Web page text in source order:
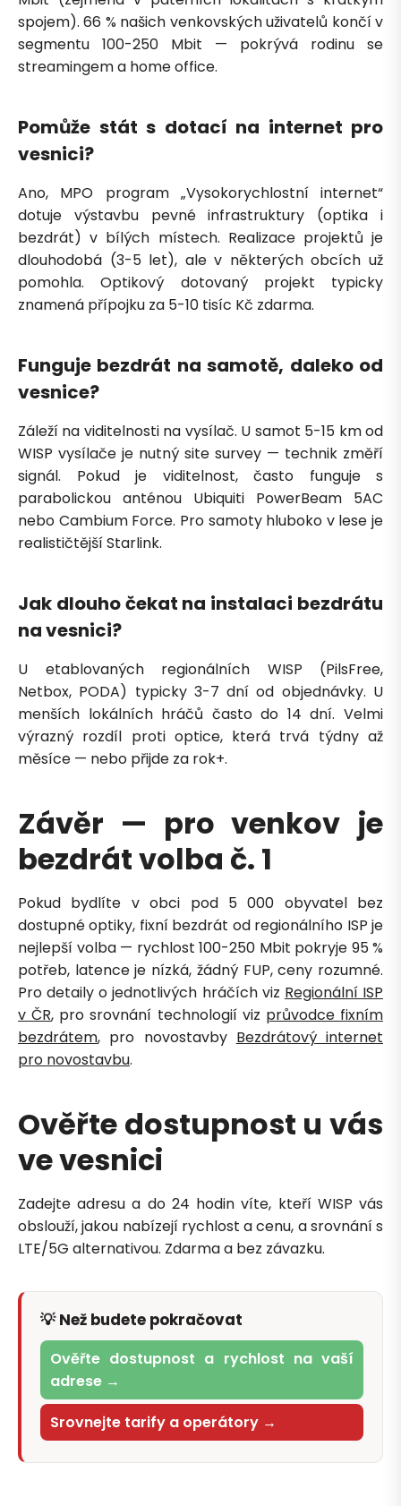
spojem). 66 % našich venkovských uživatelů končí v
segmentu 100-250 Mbit — pokrývá rodinu se
streamingem a home office.
Pomůže stát s dotací na internet pro
vesnici?
Ano, MPO program „Vysokorychlostní internet“
dotuje výstavbu pevné infrastruktury (optika i
bezdrát) v bílých místech. Realizace projektů je
dlouhodobá (3-5 let), ale v některých obcích už
pomohla. Optikový dotovaný projekt typicky
znamená přípojku za 5-10 tisíc Kč zdarma.
Funguje bezdrát na samotě, daleko od
vesnice?
Záleží na viditelnosti na vysílač. U samot 5-15 km od
WISP vysílače je nutný site survey — technik změří
signál. Pokud je viditelnost, často funguje s
parabolickou anténou Ubiquiti PowerBeam 5AC
nebo Cambium Force. Pro samoty hluboko v lese je
realističtější Starlink.
Jak dlouho čekat na instalaci bezdrátu
na vesnici?
U etablovaných regionálních WISP (PilsFree,
Netbox, PODA) typicky 3-7 dní od objednávky. U
menších lokálních hráčů často do 14 dní. Velmi
výrazný rozdíl proti optice, která trvá týdny až
měsíce — nebo přijde za rok+.
Závěr — pro venkov je
bezdrát volba č. 1
Pokud bydlíte v obci pod 5 000 obyvatel bez
dostupné optiky, fixní bezdrát od regionálního ISP je
nejlepší volba — rychlost 100-250 Mbit pokryje 95 %
potřeb, latence je nízká, žádný FUP, ceny rozumné.
Pro detaily o jednotlivých hráčích viz Regionální ISP
v ČR, pro srovnání technologií viz průvodce fixním
bezdrátem, pro novostavby Bezdrátový internet
pro novostavbu.
Ověřte dostupnost u vás
ve vesnici
Zadejte adresu a do 24 hodin víte, kteří WISP vás
obslouží, jakou nabízejí rychlost a cenu, a srovnání s
LTE/5G alternativou. Zdarma a bez závazku.
💡 Než budete pokračovat
Ověřte dostupnost a rychlost na vaší
adrese →
Srovnejte tarify a operátory →